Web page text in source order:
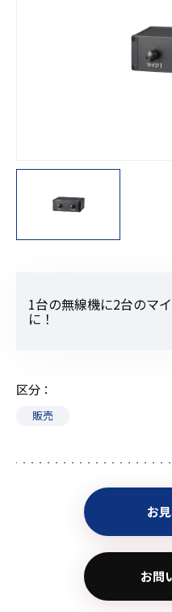
1台の無線機に2台のマ
に！
区分
販売
お
お問